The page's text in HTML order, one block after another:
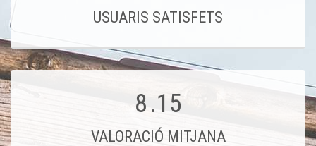
USUARIS SATISFETS
8.15
VALORACIÓ MITJANA